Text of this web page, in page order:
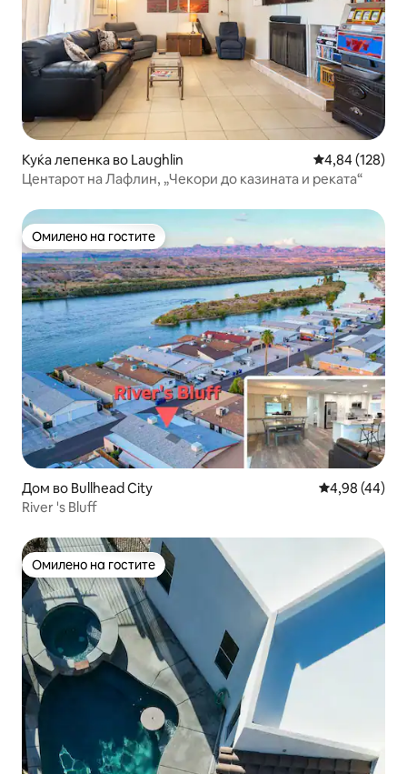
Куќа лепенка во Laughlin Просечна
4,84 (128)
Центарот на Лафлин, „Чекори до казината и реката“
Омилено на гостите
Омилено на гостите
Дом во Bullhead City Просечна
4,98 (44)
River 's Bluff
Омилено на гостите
Омилено на гостите